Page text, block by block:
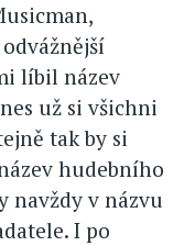
líbil název
už si všichni
tak by si
hudebního
navždy v názvu
I po